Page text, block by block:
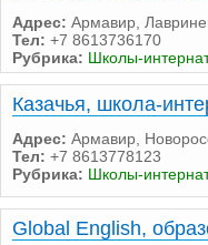
Адрес: Армавир,
Тел: +7 8613736170
Рубрика: Школы-
Казачья, школа-
Адрес: Армавир,
Тел: +7 8613778123
Рубрика: Школы-
Global English,